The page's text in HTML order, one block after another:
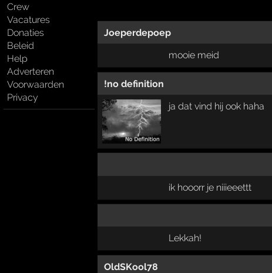
Crew
Vacatures
Donaties
Beleid
Help
Adverteren
Voorwaarden
Privacy
Joeperdepoep
mooie meid
!no definition
ja dat vind hij ook haha
ik hooorr je niiieeettt
Lekkah!
OldSKool78